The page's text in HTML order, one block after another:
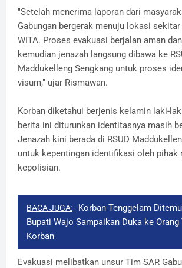
"Setelah menerima laporan dari
Gabungan bergerak menuju lokasi
WITA. Proses evakuasi berjalan aman
kemudian jenazah langsung dibawa ke
Maddukelleng Sengkang untuk proses
visum," ujar Rismawan.
Korban diketahui berjenis kelamin laki-
berita ini diturunkan identitasnya masih
Jenazah kini berada di RSUD
untuk kepentingan identifikasi oleh pihak
kepolisian.
BACA JUGA:
Korban Tenggelam
Bupati Wajo Sampaikan Duka ke Orang
Korban
Evakuasi melibatkan unsur Tim SAR